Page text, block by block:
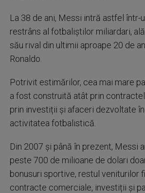
La 38 de ani, Messi intră astfel într-
restrâns al fotbaliștilor miliardari,
său rival din ultimii aproape 20 de
Ronaldo.
Potrivit estimărilor, cea mai mare
a fost construită atât prin
prin investiții și afaceri dezvoltate
activitatea fotbalistică.
Din 2007 și până în prezent, Messi
peste 700 de milioane de dolari
bonusuri sportive, restul veniturilor
contracte comerciale, investiții și